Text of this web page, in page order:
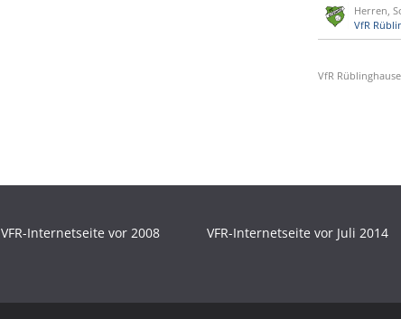
Herren,
VfR
VfR
VFR-Internetseite vor 2008 VFR-Internetseite vor Juli 2014